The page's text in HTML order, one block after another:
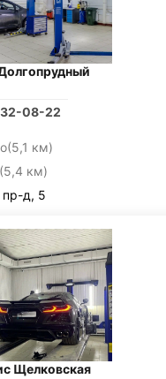
08-22
(5,1 км)
(5,4 км)
пр-д, 5
Щелковская